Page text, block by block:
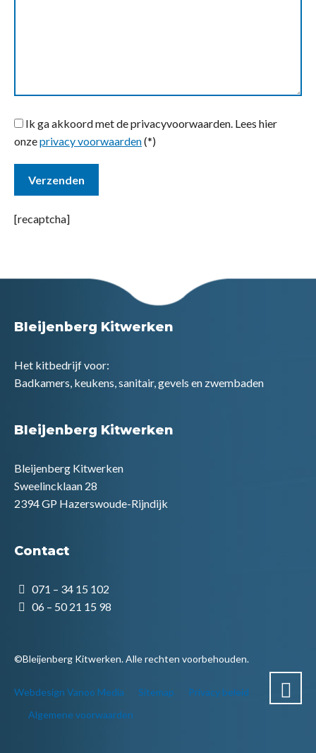
Ik ga akkoord met de privacyvoorwaarden. Lees hier
onzeprivacy voorwaarden(*)
[recaptcha]
Bleijenberg Kitwerken
Het kitbedrijf voor:
Badkamers, keukens, sanitair, gevels en zwembaden
Bleijenberg Kitwerken
Bleijenberg Kitwerken
Sweelincklaan 28
2394 GP Hazerswoude-Rijndijk
Contact
071 – 34 15 102
06 – 50 21 15 98
©Bleijenberg Kitwerken. Alle rechten voorbehouden.
Webdesign Vanoo Media Sitemap
Privacy beleid
Algemene voorwaarden